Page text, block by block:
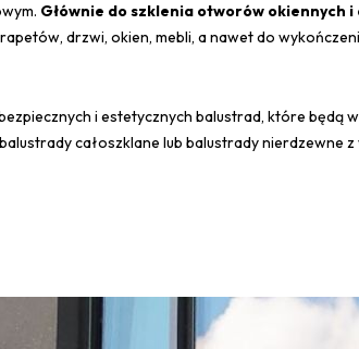
Głównie do szklenia otworów okiennych
drzwi, okien, mebli, a nawet do
i estetycznych balustrad, które będą
całoszklane lub balustrady nierdzewne z